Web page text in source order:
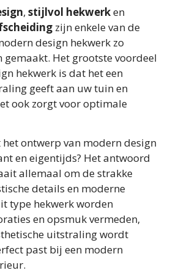
, stijlvol hekwerken
zijn enkele van de
design hekwerk zo
Het grootste voordeel
hekwerk is dat het een
geeft aan uw tuin en
ook zorgt voor optimale
ontwerp van modern design
en eigentijds? Het antwoord
allemaal om de strakke
details en moderne
type hekwerk worden
en opsmuk vermeden,
uitstraling wordt
past bij een modern